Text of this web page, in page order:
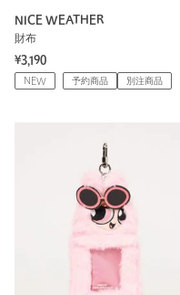
NICE WEATHER
財布
¥3,190
NEW 予約商品 別注商品